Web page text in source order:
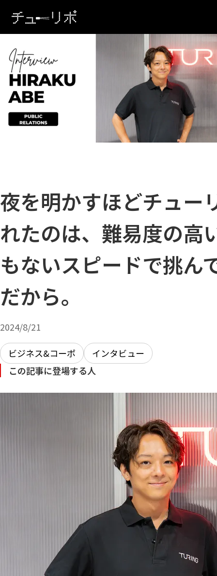
夜を明かすほどチュー
れたのは、難易度の高
もないスピードで挑ん
だから。
2024/8/21
ビジネス&コーポ
インタビュー
この記事に登場する人